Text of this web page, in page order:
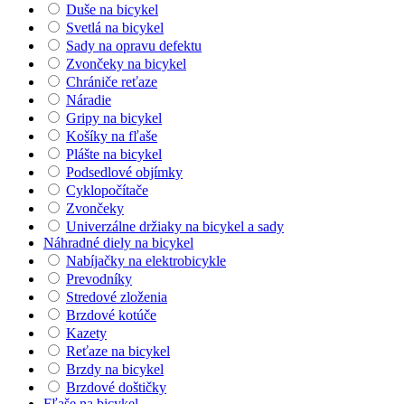
Duše na bicykel
Svetlá na bicykel
Sady na opravu defektu
Zvončeky na bicykel
Chrániče reťaze
Náradie
Gripy na bicykel
Košíky na fľaše
Plášte na bicykel
Podsedlové objímky
Cyklopočítače
Zvončeky
Univerzálne držiaky na bicykel a sady
Náhradné diely na bicykel
Nabíjačky na elektrobicykle
Prevodníky
Stredové zloženia
Brzdové kotúče
Kazety
Reťaze na bicykel
Brzdy na bicykel
Brzdové doštičky